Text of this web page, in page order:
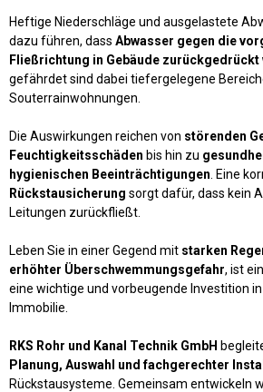
Heftige Niederschläge und ausgelastete
dazu führen, dass Abwasser gegen die
Fließrichtung in Gebäude zurückgedrückt
gefährdet sind dabei tiefergelegene
Souterrainwohnungen.
Die Auswirkungen reichen von störenden
Feuchtigkeitsschäden bis hin zu
hygienischen Beeinträchtigungen . Eine
Rückstausicherung sorgt dafür, dass kein
Leitungen zurückfließt.
Leben Sie in einer Gegend mit starken
erhöhter Überschwemmungsgefahr, ist
eine wichtige und vorbeugende Investition
Immobilie.
RKS Rohr und Kanal Technik GmbH
Planung, Auswahl und fachgerechter
Rückstausysteme. Gemeinsam entwickeln